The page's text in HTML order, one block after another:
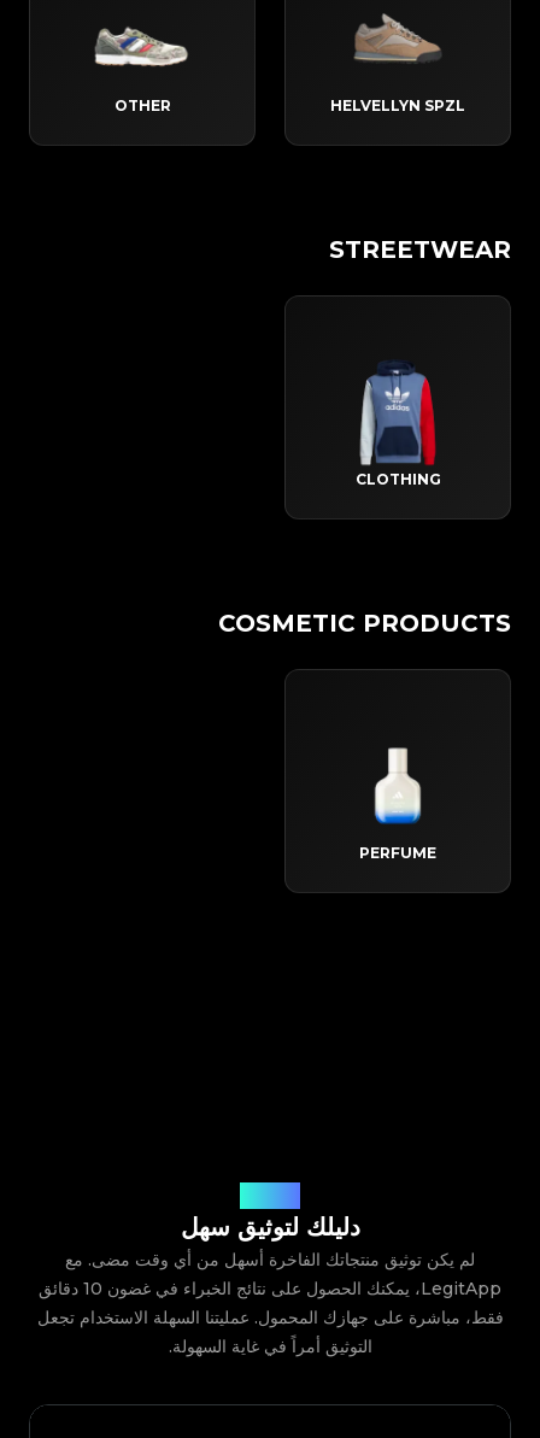
HELVELLYN SPZL
OTHER
STREETWEAR
CLOTHING
COSMETIC PRODUCTS
PERFUME
دليلك لتوثيق سهل
لم يكن توثيق منتجاتك الفاخرة أسهل من أي وقت مضى. مع
LegitApp، يمكنك الحصول على نتائج الخبراء في غضون 10 دقائق
فقط، مباشرة على جهازك المحمول. عمليتنا السهلة الاستخدام تجعل
التوثيق أمراً في غاية السهولة.